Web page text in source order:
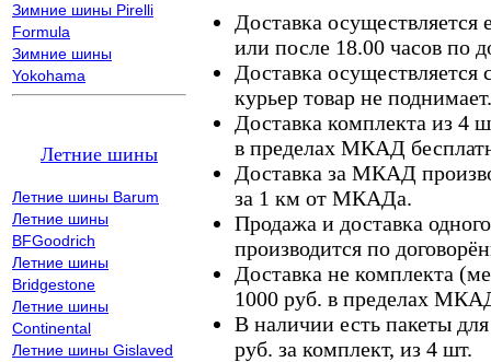
Зимние шины Pirelli
Formula
Зимние шины
Yokohama
Летние шины
Летние шины Barum
Летние шины
BFGoodrich
Летние шины
Bridgestone
Летние шины
Continental
Летние шины Gislaved
Доставка осуществляется
или после 18.00 часов по
Доставка осуществляется
курьер товар не поднимает.
Доставка комплекта из 4
в пределах МКАД
Доставка за МКАД
за 1 км от МКАДа.
Продажа и доставка
производится по
Доставка не комплекта
1000 руб. в пределах
В наличии есть пакеты
руб. за комплект, из 4 шт.